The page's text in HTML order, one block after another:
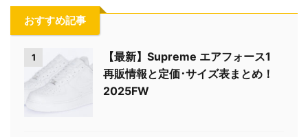
おすすめ記事
1
【最新】Supreme エアフォース1
再販情報と定価･サイズ表まとめ！
2025FW